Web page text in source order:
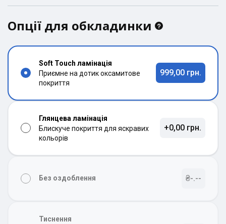
Опції для обкладинки
Soft Touch ламінація
Приємне на дотик оксамитове
покриття
999,00 грн.
Глянцева ламінація
Блискуче покриття для яскравих
кольорів
+0,00 грн.
Без оздоблення ₴-.--
Тиснення